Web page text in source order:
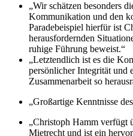
„Wir schätzen besonders
Kommunikation und den
Paradebeispiel hierfür ist
herausfordernden
ruhige Führung beweist.“
„Letztendlich ist es die
persönlicher Integrität und
Zusammenarbeit so
„Großartige Kenntnisse
„Christoph Hamm verfügt
Mietrecht und ist ein